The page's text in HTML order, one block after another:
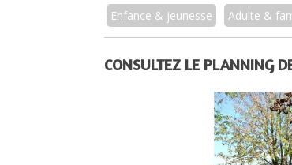
Enfance & jeunesse Adulte &
CONSULTEZ LE PLANNING